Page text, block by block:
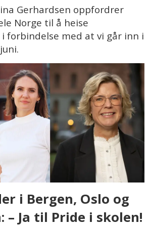
Gerhardsen oppfordrer
Norge til å heise
forbindelse med at vi går inn i
i Bergen, Oslo og
– Ja til Pride i skolen!